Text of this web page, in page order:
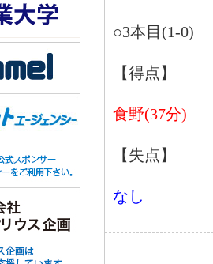
○3本目(1-0)
【得点】
食野(37分)
【失点】
なし